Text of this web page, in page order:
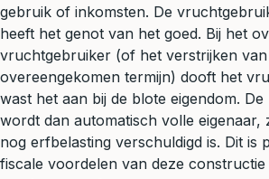
gebruik of inkomsten. De
heeft het genot van het goed. Bij het
vruchtgebruiker (of het verstrijken van
overeengekomen termijn) dooft het
wast het aan bij de blote eigendom.
wordt dan automatisch volle eigenaar,
nog erfbelasting verschuldigd is. Dit is
fiscale voordelen van deze constructie